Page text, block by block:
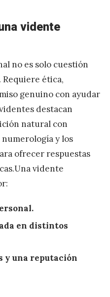
vidente
no es solo cuestión
ética,
genuino con ayudar
destacan
natural con
y los
ofrecer respuestas
vidente
en distintos
y una reputación